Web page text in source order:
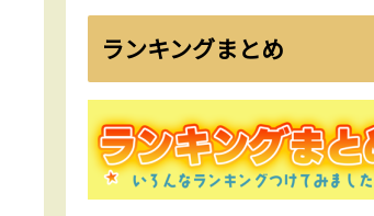
ランキングまとめ